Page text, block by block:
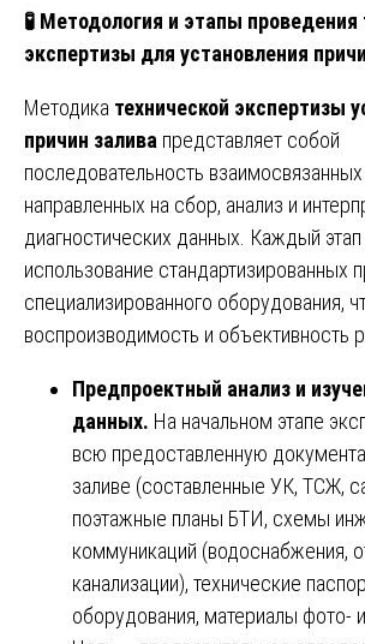
🧪 Методология и этапы проведения
экспертизы для установления
Методика технической экспертизы
причин залива представляет собой
последовательность взаимосвязанных
направленных на сбор, анализ и
диагностических данных. Каждый этап
использование стандартизированных
специализированного оборудования,
воспроизводимость и объективность
Предпроектный анализ и
данных. На начальном этапе
всю предоставленную
заливе (составленные УК, ТСЖ,
поэтажные планы БТИ, схемы
коммуникаций (водоснабжения,
канализации), технические
оборудования, материалы фото-